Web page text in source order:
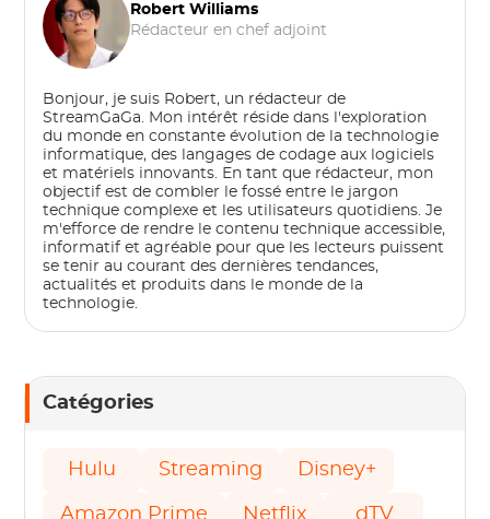
Robert Williams
Rédacteur en chef adjoint
Bonjour, je suis Robert, un rédacteur de
StreamGaGa. Mon intérêt réside dans l'exploration
du monde en constante évolution de la technologie
informatique, des langages de codage aux logiciels
et matériels innovants. En tant que rédacteur, mon
objectif est de combler le fossé entre le jargon
technique complexe et les utilisateurs quotidiens. Je
m'efforce de rendre le contenu technique accessible,
informatif et agréable pour que les lecteurs puissent
se tenir au courant des dernières tendances,
actualités et produits dans le monde de la
technologie.
Catégories
Hulu Streaming Disney+
Amazon Prime Netflix dTV